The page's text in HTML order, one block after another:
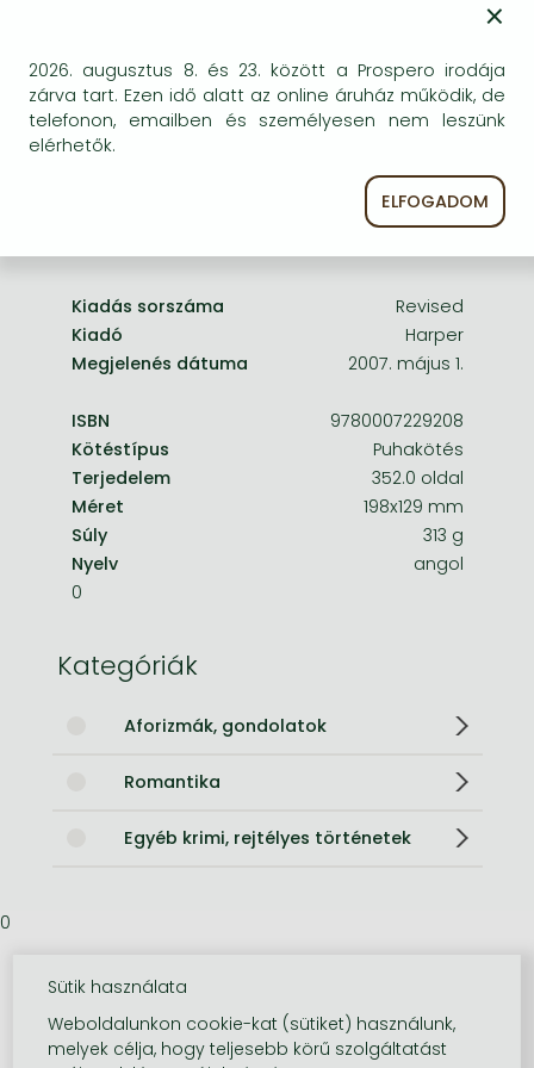
One-Punch Man manga
ügyfélszolgálatunkhoz!
Kiadás sorszáma
Revised
Kiadó
Harper
Megjelenés dátuma
2007. május 1.
ISBN
9780007229208
Kötéstípus
Puhakötés
Terjedelem
352.0 oldal
Méret
198x129 mm
Súly
313 g
Nyelv
angol
0
Kategóriák
Aforizmák, gondolatok
Romantika
Egyéb krimi, rejtélyes történetek
0
×
2026. augusztus 8. és 23. között a Prospero irodája
zárva tart. Ezen idő alatt az online áruház működik, de
telefonon, emailben és személyesen nem leszünk
elérhetők.
ELFOGADOM
Sütik használata
Weboldalunkon cookie-kat (sütiket) használunk,
melyek célja, hogy teljesebb körű szolgáltatást